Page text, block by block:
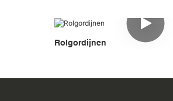
Rolgordijnen